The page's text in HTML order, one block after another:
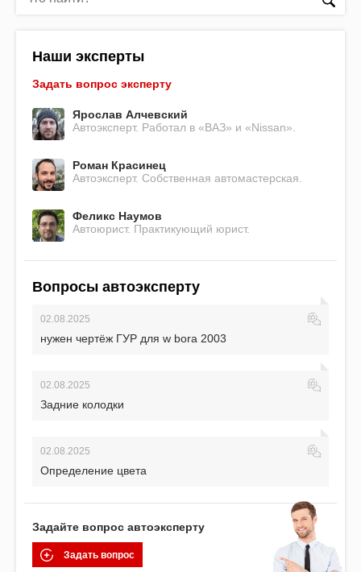
Наши эксперты
Задать вопрос эксперту
Ярослав Алчевский
Автоэксперт. Работал в «ВАЗ» и «Nissan».
Роман Красинец
Автоэксперт. Собственная автомастерская.
Феликс Наумов
Автоюрист. Практикующий юрист.
Вопросы автоэксперту
02.08.2025
нужен чертёж ГУР для w bora 2003
02.08.2025
Задние колодки
02.08.2025
Определение цвета
Задайте вопрос автоэксперту
Задать вопрос